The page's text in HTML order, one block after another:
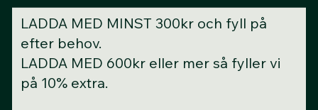
LADDA MED MINST 300kr och fyll på
efter behov.
LADDA MED 600kr eller mer så fyller vi
på 10% extra.